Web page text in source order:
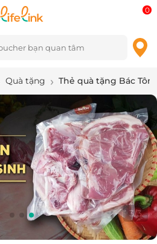
0
Quà tặng Thẻ quà tặng Bác Tôm
3/3